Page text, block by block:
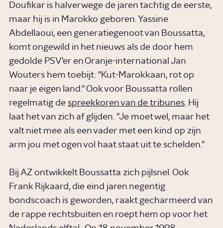
Doufikar is halverwege de jaren tachtig de eerste,
maar hij is in Marokko geboren. Yassine
Abdellaoui, een generatiegenoot van Boussatta,
komt ongewild in het nieuws als de door hem
gedolde PSV’er en Oranje-international Jan
Wouters hem toebijt: "Kut-Marokkaan, rot op
naar je eigen land." Ook voor Boussatta rollen
regelmatig despreekkoren van de tribunes . Hij
laat het van zich af glijden. "Je moet wel, maar het
valt niet mee als een vader met een kind op zijn
arm jou met ogen vol haat staat uit te schelden."
Bij AZ ontwikkelt Boussatta zich pijlsnel. Ook
Frank Rijkaard, die eind jaren negentig
bondscoach is geworden, raakt gecharmeerd van
de rappe rechtsbuiten en roept hem op voor het